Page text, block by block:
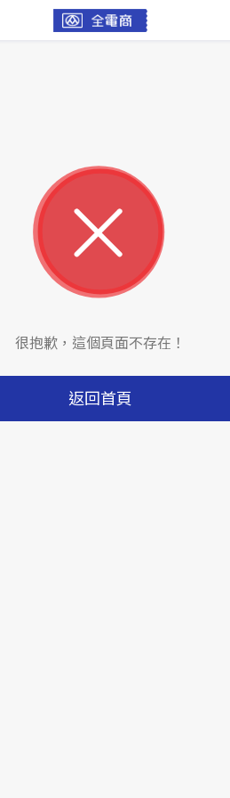
很抱歉，這個頁面不存在！
返回首頁